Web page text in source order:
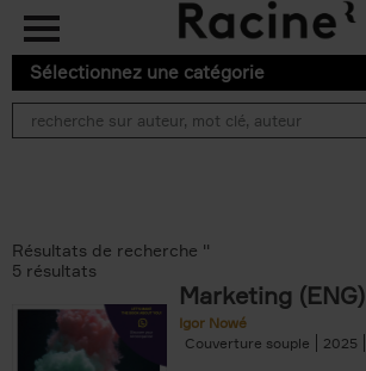
Aller au contenu principal
Sélectionnez une catégorie
Résultats de recherche ''
5 résultats
Marketing (ENG)
Igor Nowé
Couverture souple
2025